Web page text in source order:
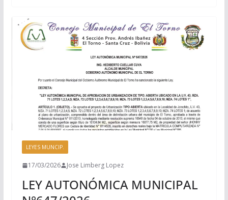
LEYES MUNCIP.
17/03/2026 Jose Limberg Lopez
LEY AUTONÓMICA MUNICIPAL